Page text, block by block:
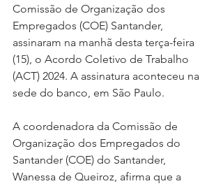
Comissão de Organização dos
Empregados (COE) Santander,
assinaram na manhã desta terça-feira
(15), o Acordo Coletivo de Trabalho
(ACT) 2024. A assinatura aconteceu na
sede do banco, em São Paulo.
A coordenadora da Comissão de
Organização dos Empregados do
Santander (COE) do Santander,
Wanessa de Queiroz, afirma que a